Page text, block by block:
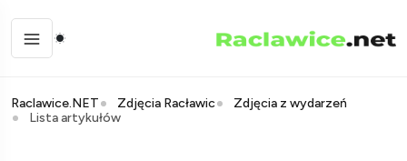
Raclawice.NET Zdjęcia Racławic
Zdjęcia z wydarzeń
Lista artykułów